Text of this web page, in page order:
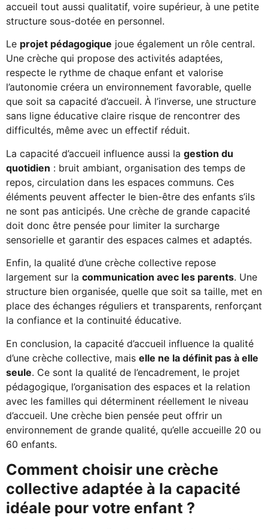
accueil tout aussi qualitatif, voire supérieur, à une petite
structure sous-dotée en personnel.
Le projet pédagogique joue également un rôle central.
Une crèche qui propose des activités adaptées,
respecte le rythme de chaque enfant et valorise
l’autonomie créera un environnement favorable, quelle
que soit sa capacité d’accueil. À l’inverse, une structure
sans ligne éducative claire risque de rencontrer des
difficultés, même avec un effectif réduit.
La capacité d’accueil influence aussi la gestion du
quotidien : bruit ambiant, organisation des temps de
repos, circulation dans les espaces communs. Ces
éléments peuvent affecter le bien-être des enfants s’ils
ne sont pas anticipés. Une crèche de grande capacité
doit donc être pensée pour limiter la surcharge
sensorielle et garantir des espaces calmes et adaptés.
Enfin, la qualité d’une crèche collective repose
largement sur la communication avec les parents. Une
structure bien organisée, quelle que soit sa taille, met en
place des échanges réguliers et transparents, renforçant
la confiance et la continuité éducative.
En conclusion, la capacité d’accueil influence la qualité
d’une crèche collective, mais elle ne la définit pas à elle
seule. Ce sont la qualité de l’encadrement, le projet
pédagogique, l’organisation des espaces et la relation
avec les familles qui déterminent réellement le niveau
d’accueil. Une crèche bien pensée peut offrir un
environnement de grande qualité, qu’elle accueille 20 ou
60 enfants.
Comment choisir une crèche
collective adaptée à la capacité
idéale pour votre enfant ?